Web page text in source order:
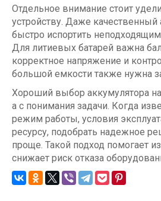
Отдельное внимание стоит
устройству. Даже
быстро испортить
Для литиевых батарей важна
корректное напряжение и
большой емкости также нужна
Хороший выбор аккумулятора
а с понимания задачи. Когда
режим работы, условия
ресурсу, подобрать надежное
проще. Такой подход помогает
снижает риск отказа